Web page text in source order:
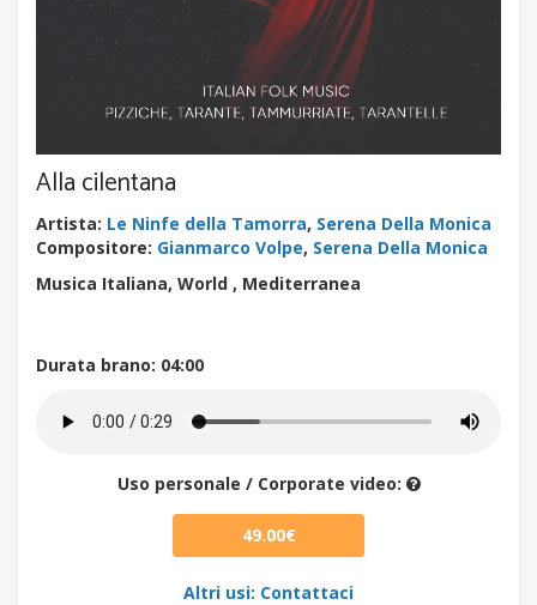
Alla cilentana
Artista: Le Ninfe della Tamorra, Serena Della Monica
Compositore: Gianmarco Volpe, Serena Della Monica
Musica Italiana, World , Mediterranea
Durata brano: 04:00
Uso personale / Corporate video:
49.00€
Altri usi: Contattaci